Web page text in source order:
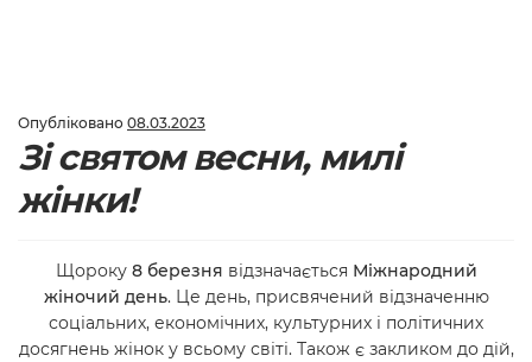
Опубліковано 08.03.2023
Зі святом весни, милі
жінки!
Щороку 8 березня відзначається Міжнародний
жіночий день. Це день, присвячений відзначенню
соціальних, економічних, культурних і політичних
досягнень жінок у всьому світі. Також є закликом до дій,